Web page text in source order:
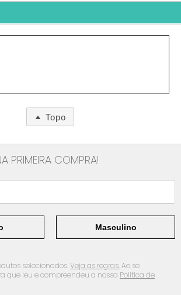
Topo
PRIMEIRA COMPRA!
Masculino
selecionados.Veja as regras.Ao se
que leu e compreendeu a nossa Política de